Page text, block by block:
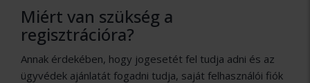
Miért van szükség a
regisztrációra?
Annak érdekében, hogy jogesetét fel tudja adni és az
ügyvédek ajánlatát fogadni tudja, saját felhasználói fiók